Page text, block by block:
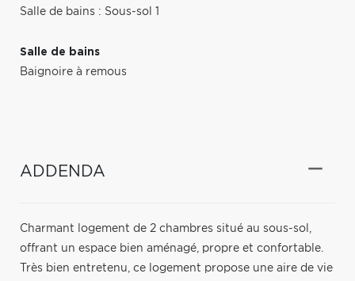
Salle de bains : Sous-sol 1
Salle de bains
Baignoire à remous
ADDENDA
Charmant logement de 2 chambres situé au sous-sol,
offrant un espace bien aménagé, propre et confortable.
Très bien entretenu, ce logement propose une aire de vie